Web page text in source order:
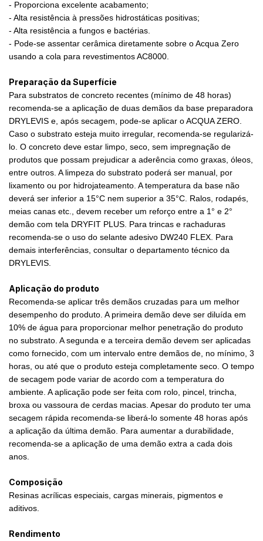
- Proporciona excelente acabamento;
- Alta resistência à pressões hidrostáticas positivas;
- Alta resistência a fungos e bactérias.
- Pode-se assentar cerâmica diretamente sobre o Acqua Zero
usando a cola para revestimentos AC8000.
Preparação da Superfície
Para substratos de concreto recentes (mínimo de 48 horas)
recomenda-se a aplicação de duas demãos da base preparadora
DRYLEVIS e, após secagem, pode-se aplicar o ACQUA ZERO.
Caso o substrato esteja muito irregular, recomenda-se regularizá-
lo. O concreto deve estar limpo, seco, sem impregnação de
produtos que possam prejudicar a aderência como graxas, óleos,
entre outros. A limpeza do substrato poderá ser manual, por
lixamento ou por hidrojateamento. A temperatura da base não
deverá ser inferior a 15°C nem superior a 35°C. Ralos, rodapés,
meias canas etc., devem receber um reforço entre a 1° e 2°
demão com tela DRYFIT PLUS. Para trincas e rachaduras
recomenda-se o uso do selante adesivo DW240 FLEX. Para
demais interferências, consultar o departamento técnico da
DRYLEVIS.
Aplicação do produto
Recomenda-se aplicar três demãos cruzadas para um melhor
desempenho do produto. A primeira demão deve ser diluída em
10% de água para proporcionar melhor penetração do produto
no substrato. A segunda e a terceira demão devem ser aplicadas
como fornecido, com um intervalo entre demãos de, no mínimo, 3
horas, ou até que o produto esteja completamente seco. O tempo
de secagem pode variar de acordo com a temperatura do
ambiente. A aplicação pode ser feita com rolo, pincel, trincha,
broxa ou vassoura de cerdas macias. Apesar do produto ter uma
secagem rápida recomenda-se liberá-lo somente 48 horas após
a aplicação da última demão. Para aumentar a durabilidade,
recomenda-se a aplicação de uma demão extra a cada dois
anos.
Composição
Resinas acrílicas especiais, cargas minerais, pigmentos e
aditivos.
Rendimento